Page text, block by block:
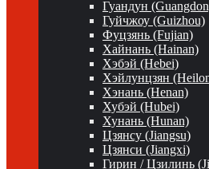
Гуандун
Гуйчжоу (Guizhou)
Фуцзянь (Fujian)
Хайнань (Hainan)
Хэбэй (Hebei)
Хэйлунцзян
Хэнань (Henan)
Хубэй (Hubei)
Хунань (Hunan)
Цзянсу (Jiangsu)
Цзянси (Jiangxi)
Гирин / Цзилинь